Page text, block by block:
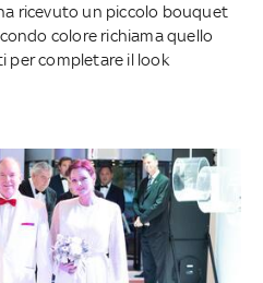
ricevuto un piccolo bouquet
colore richiama quello
per completare il look